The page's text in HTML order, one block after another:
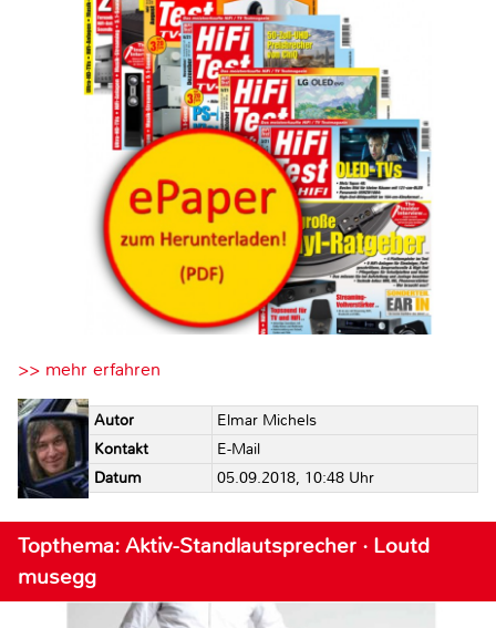
>> mehr erfahren
Autor
Elmar Michels
Kontakt
E-Mail
Datum
05.09.2018, 10:48 Uhr
Topthema: Aktiv-Standlautsprecher · Loutd
musegg